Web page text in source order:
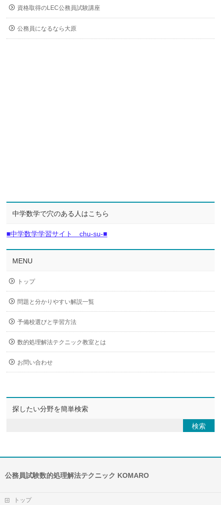
資格取得のLEC公務員試験講座
公務員になるなら大原
中学数学で穴のある人はこちら
■中学数学学習サイト chu-su-■
MENU
トップ
問題と分かりやすい解説一覧
予備校選びと学習方法
数的処理解法テクニック教室とは
お問い合わせ
探したい分野を簡単検索
公務員試験数的処理解法テクニック KOMARO
トップ